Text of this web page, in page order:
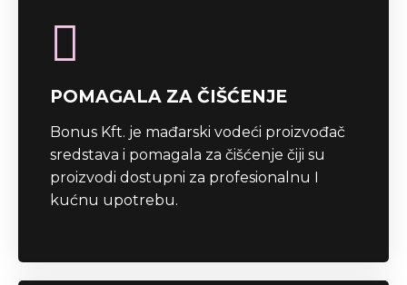
POMAGALA ZA ČIŠĆENJE
Bonus Kft. je mađarski vodeći proizvođač
sredstava i pomagala za čišćenje čiji su
proizvodi dostupni za profesionalnu I
kućnu upotrebu.